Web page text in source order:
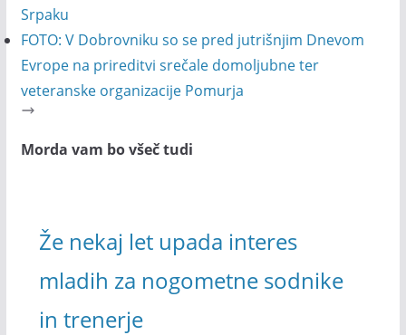
Srpaku
FOTO: V Dobrovniku so se pred jutrišnjim Dnevom
Evrope na prireditvi srečale domoljubne ter
veteranske organizacije Pomurja
Morda vam bo všeč tudi
Že nekaj let upada interes
mladih za nogometne sodnike
in trenerje